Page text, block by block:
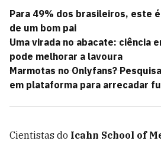
Para 49% dos brasileiros, este
de um bom pai
Uma virada no abacate: ciência
pode melhorar a lavoura
Marmotas no Onlyfans?
em plataforma para arrecadar
Cientistas do Icahn School of